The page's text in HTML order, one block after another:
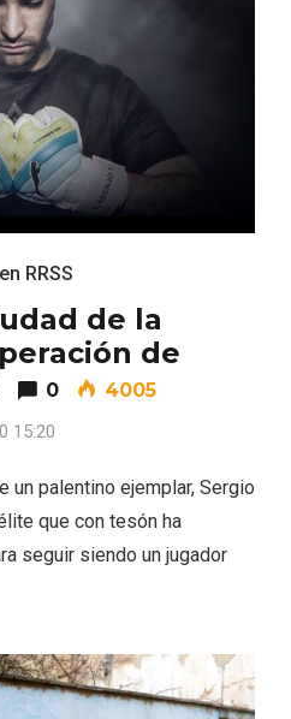
RRSS
de la
de
0 4005
15:20
un palentino ejemplar, Sergio
que con tesón ha
seguir siendo un jugador